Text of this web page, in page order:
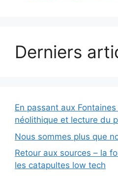
Derniers
En passant aux
néolithique et lecture du
Nous sommes plus que
Retour aux sources – la
les catapultes low tech